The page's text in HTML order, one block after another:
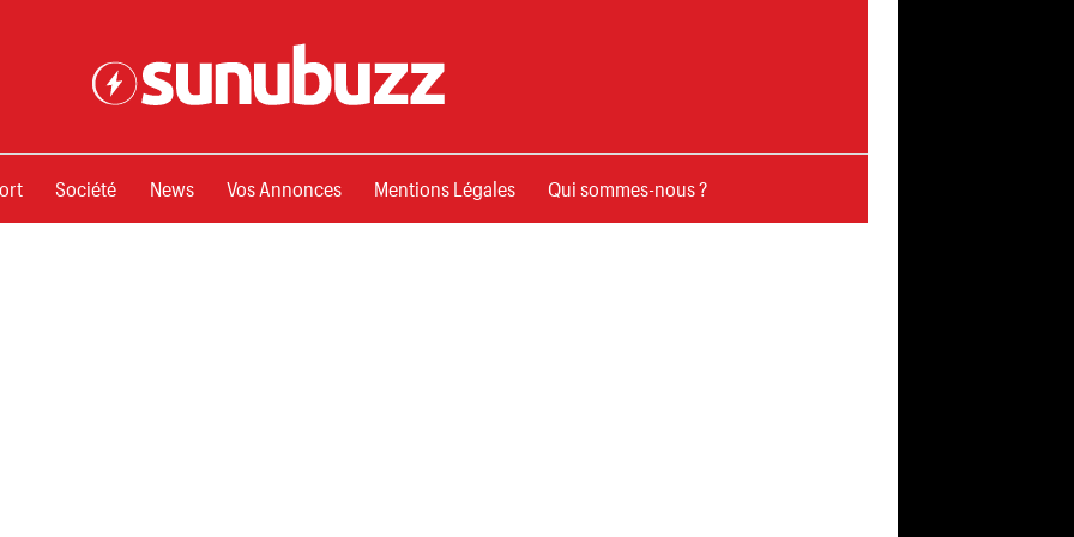
Société News Vos Annonces Mentions Légales Qui sommes-nous ?